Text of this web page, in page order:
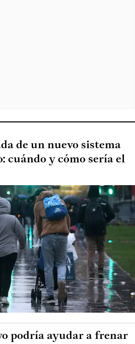
de un nuevo sistema
cuándo y cómo sería el
podría ayudar a frenar